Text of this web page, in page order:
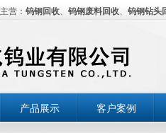
营： 钨钢回收、 钨钢废料回收、 钨钢钻头
产品展示 客户案例